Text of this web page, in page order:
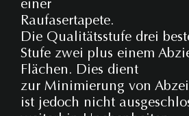
einer
Raufasertapete.
Die Qualitätsstufe drei
Stufe zwei plus einem
Flächen. Dies dient
zur Minimierung von
ist jedoch nicht